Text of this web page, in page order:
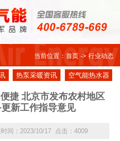
当前位置： 首页-> 行业动态
热泵采暖资讯
空气能热水器
捷 北京市发布农村地区
新工作指导意见
间：2023/10/17 点击：4009